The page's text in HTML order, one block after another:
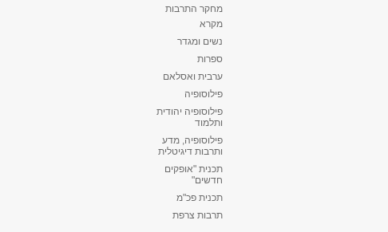
מחקר התרבות
מקרא
נשים ומגדר
ספרות
ערבית ואסלאם
פילוסופיה
פילוסופיה יהודית
ותלמוד
פילוסופיה, מדע
ותרבות דיגיטלית
תכנית "אופקים
חדשים"
תכנית פכ"מ
תרבות צרפת